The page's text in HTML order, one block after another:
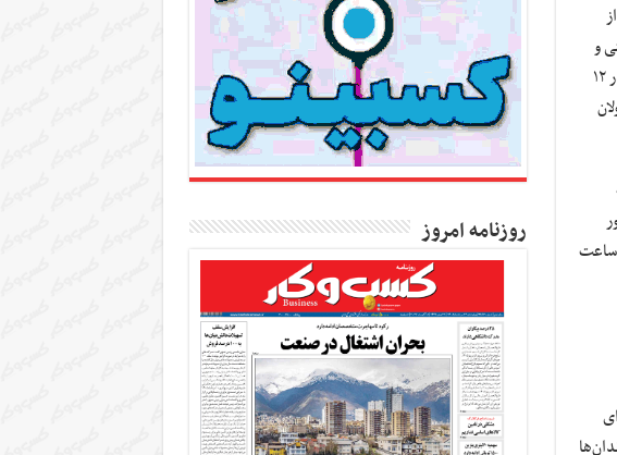
و
خصوصی موضوع مواد ۱۵ و ۱۶ قانون مبارزه با مواد مخدر و از تعداد ۱۴۳ مرکز نگهداری محجورین و معلولین در ۱۲
کشور
انجام شده و تذکر برای ۱۱۰ دادستان یا رئیس دادگاه بخش که میانگین زمان ارجاع پرونده توسط آن‌ها بیش از ۲۴ ساعت
برای
روزنامه امروز